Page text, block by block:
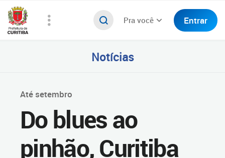
Pra você Entrar
Notícias
Até setembro
Do blues ao
pinhão, Curitiba